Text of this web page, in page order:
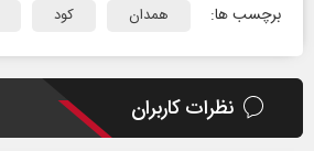
برچسب ها: همدان کود
نظرات کاربران